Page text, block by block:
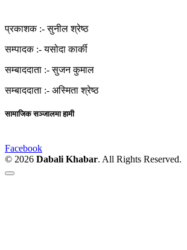
प्रकाशक :-सुनील श्रेष्ठ
सम्पादक :-यसोदा कार्की
सम्बाददाता :-सुजन कुमाल
सम्बाददाता :- अस्मिता श्रेष्ठ
सामाजिक सञ्जालमा हामी
Facebook
© 2026 Dabali Khabar. All Rights Reserved.